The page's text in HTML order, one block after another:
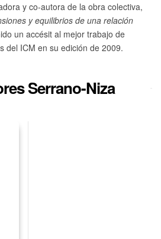
y co-autora de la obra colectiva,
y equilibrios de una relación
un accésit al mejor trabajo de
del ICM en su edición de 2009.
Serrano-Niza